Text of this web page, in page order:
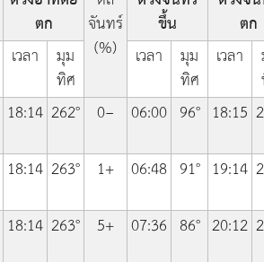
ตก จันทร์
(%)
ขึ้น
ตก
เวลา มุม
ทิศ
เวลา มุม
ทิศ
เวลา
18:14 262° 0− 06:00 96° 18:15
18:14 263° 1+ 06:48 91° 19:14
18:14 263° 5+ 07:36 86° 20:12